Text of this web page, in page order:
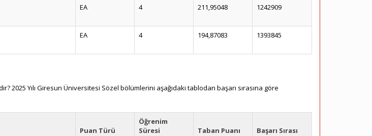
EA 4 211,95048 1242909
EA 4 194,87083 1393845
Yılı Giresun Üniversitesi Sözel bölümlerini aşağıdaki tablodan başarı sırasına göre
Puan Türü
Öğrenim
Süresi
Taban Puanı Başarı Sırası